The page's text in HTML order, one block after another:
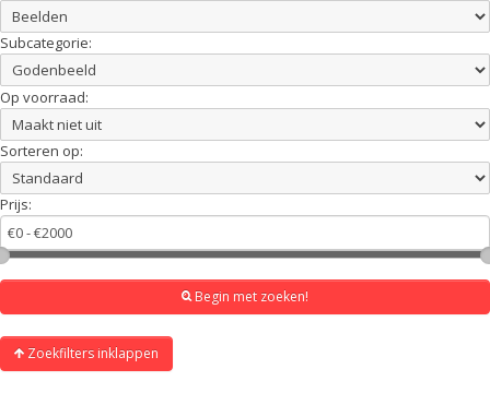
Subcategorie:
Op voorraad:
Sorteren op:
Prijs:
Begin met zoeken!
Zoekfilters inklappen